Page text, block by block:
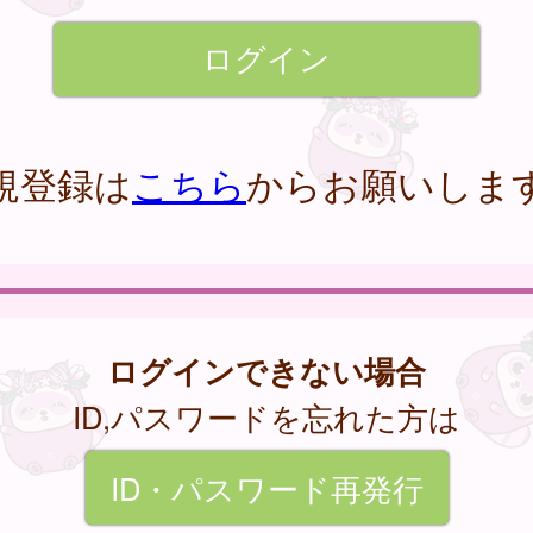
登録はこちらからお願いしま
ログインできない場合
ID,パスワードを忘れた方は
ID・パスワード再発行